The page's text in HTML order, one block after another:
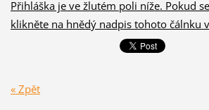
Přihláška je ve žlutém poli níže. Pokud
klikněte na hnědý nadpis tohoto čálnku
« Zpět